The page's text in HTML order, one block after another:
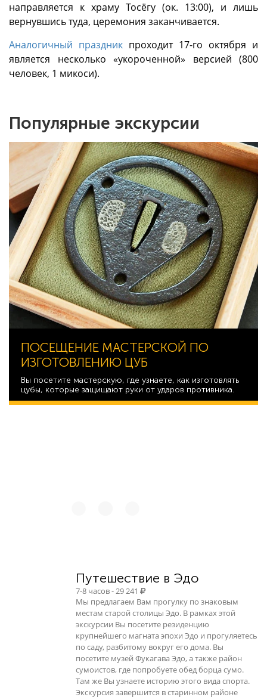
направляется к храму Тосёгу (ок. 13:00), и лишь
вернувшись туда, церемония заканчивается.
Аналогичный праздник проходит 17-го октября и
является несколько «укороченной» версией (800
человек, 1 микоси).
Популярные экскурсии
ПОСЕЩЕНИЕ МАСТЕРСКОЙ ПО
ИЗГОТОВЛЕНИЮ ЦУБ
Вы посетите мастерскую, где узнаете, как изготовлять
цубы, которые защищают руки от ударов противника.
Путешествие в Эдо
7-8 часов - 29 241
Мы предлагаем Вам прогулку по знаковым
местам старой столицы Эдо. В рамках этой
экскурсии Вы посетите резиденцию
крупнейшего магната эпохи Эдо и прогуляетесь
по саду, разбитому вокруг его дома. Вы
посетите музей Фукагава Эдо, а также район
сумоистов, где попробуете обед борца сумо.
Там же Вы узнаете историю этого вида спорта.
Экскурсия завершится в старинном районе